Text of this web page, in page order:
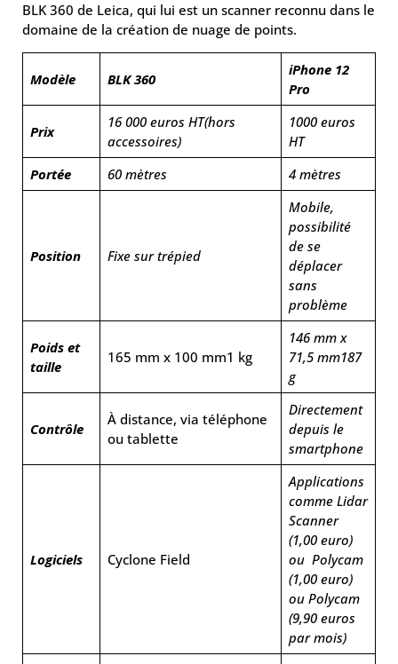
BLK 360 de Leica, qui lui est un scanner reconnu dans le
domaine de la création de nuage de points.
Modèle BLK 360
iPhone 12
Pro
Prix
16 000 euros HT(hors
accessoires)
1000 euros
HT
Portée
60 mètres 4 mètres
Position Fixe sur trépied
Mobile,
possibilité
de se
déplacer
sans
problème
Poids et
taille
165 mm x 100 mm1 kg
146 mm x
71,5 mm187
g
Contrôle
À distance, via téléphone
ou tablette
Directement
depuis le
smartphone
Logiciels Cyclone Field
Applications
comme Lidar
Scanner
(1,00 euro)
ou Polycam
(1,00 euro)
ou Polycam
(9,90 euros
par mois)